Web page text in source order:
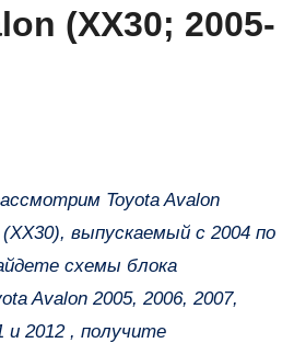
(XX30; 2005-
выпускаемый с 2004 по
схемы блока
Avalon 2005, 2006, 2007,
и 2012 , получите